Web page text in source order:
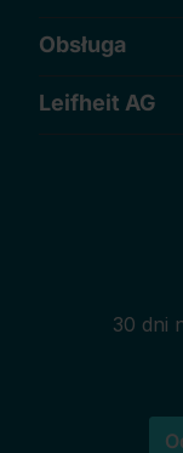
Obsługa
Leifheit AG
30 dni